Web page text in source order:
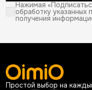
Нажимая
обработку указанных
получения
Простой выбор на